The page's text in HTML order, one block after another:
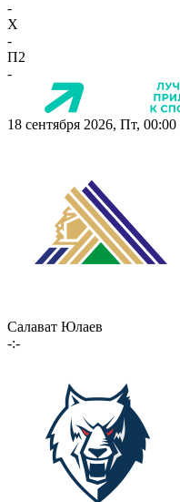
-
X
-
П2
-
18 сентября 2026, Пт, 00:00
Салават Юлаев
-:-